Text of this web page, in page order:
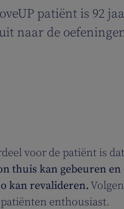
patiënt is 92
naar de
voor de patiënt is dat
thuis kan gebeuren
kan revalideren.
enthousiast.